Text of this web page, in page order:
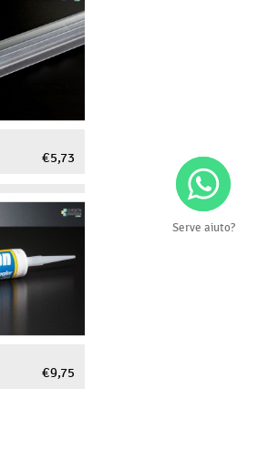
€ 5,73
€ 9,75
Serve aiuto?